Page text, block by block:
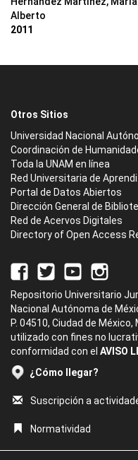
Alberto
2011
Otros Sitios
Universidad Nacional
Coordinación de
Toda la UNAM en línea
Red Universitaria de
Portal de Datos Abiertos
Dirección General de
Red de Acervos Digitales
Directory of Open Access
Repositorio Universitario
Nacional Autónoma de
P. 04510, Ciudad de
utilizado con fines no
conformidad con el AVISO
¿Cómo llegar?
Suscripción a
Normatividad